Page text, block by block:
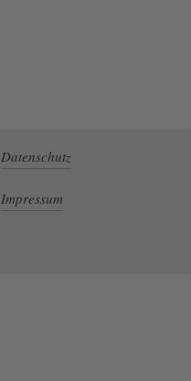
Datenschutz
Impressum